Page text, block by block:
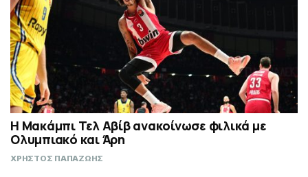
Η Μακάμπι Τελ Αβίβ ανακοίνωσε φιλικά με
Ολυμπιακό και Άρη
ΧΡΗΣΤΟΣ ΠΑΠΑΖΩΗΣ